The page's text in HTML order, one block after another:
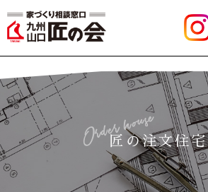
匠の注文住宅
Order house